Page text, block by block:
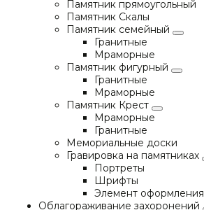
Памятник прямоугольный
Памятник Скалы
Памятник семейный
Гранитные
Мраморные
Памятник фигурный
Гранитные
Мраморные
Памятник Крест
Мраморные
Гранитные
Мемориальные доски
Гравировка на памятниках
Портреты
Шрифты
Элемент оформления
Облагораживание захоронений